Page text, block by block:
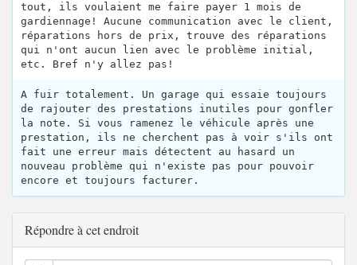
tout, ils voulaient me faire payer 1 mois de
gardiennage! Aucune communication avec le client,
réparations hors de prix, trouve des réparations
qui n'ont aucun lien avec le problème initial,
etc. Bref n'y allez pas!
A fuir totalement. Un garage qui essaie toujours
de rajouter des prestations inutiles pour gonfler
la note. Si vous ramenez le véhicule après une
prestation, ils ne cherchent pas à voir s'ils ont
fait une erreur mais détectent au hasard un
nouveau problème qui n'existe pas pour pouvoir
encore et toujours facturer.
Répondre à cet endroit